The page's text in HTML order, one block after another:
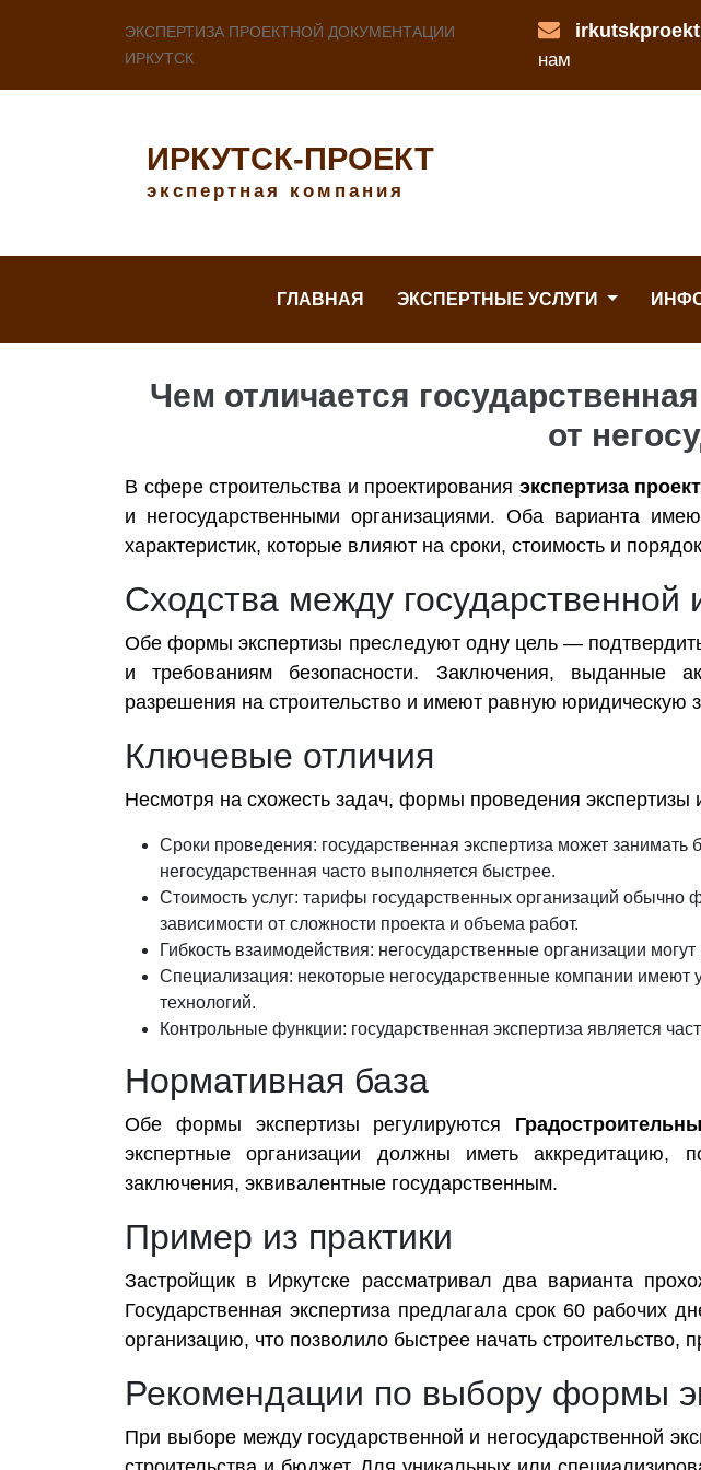
ЭКСПЕРТИЗА ПРОЕКТНОЙ ДОКУМЕНТАЦИИ
ИРКУТСК
нам
ИРКУТСК-ПРОЕКТ
экспертная компания
ГЛАВНАЯ ЭКСПЕРТНЫЕ УСЛУГИ
Чем отличается
от
В сфере строительства и проектирования экспертиза
и негосударственными организациями. Оба варианта
характеристик, которые влияют на сроки, стоимость и
Сходства между государственной
Обе формы экспертизы преследуют одну цель —
и требованиям безопасности. Заключения, выданные
разрешения на строительство и имеют равную юридическую
Ключевые отличия
Несмотря на схожесть задач, формы проведения
Сроки проведения: государственная экспертиза может
негосударственная часто выполняется быстрее.
Стоимость услуг: тарифы государственных организаций обычно
зависимости от сложности проекта и объема работ.
Гибкость взаимодействия: негосударственные организации
Специализация: некоторые негосударственные компании
технологий.
Контрольные функции: государственная экспертиза является
Нормативная база
Обе формы экспертизы регулируются
экспертные организации должны иметь
заключения, эквивалентные государственным.
Пример из практики
Застройщик в Иркутске рассматривал два варианта
Государственная экспертиза предлагала срок 60 рабочих
организацию, что позволило быстрее начать
Рекомендации по выбору формы
При выборе между государственной и негосударственной